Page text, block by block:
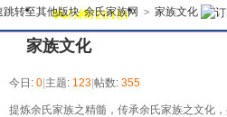
区 热心榜(2015) 风采堂
余氏家族网 > 家族文化
家族文化
今日: 0|主题: 123|帖数: 355
提炼余氏家族之精髓，传承余氏家族之文化